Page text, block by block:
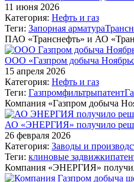
11 июня 2026
Категория: Нефть и газ
Теги: Запорная арматура
ПАО «Транснефть» и АО
ООО «Газпром добыча
15 апреля 2026
Категория: Нефть и газ
Теги: Газпромфильтрыпатент
Компания «Газпром добыча
АО «ЭНЕРГИЯ» получило
26 февраля 2026
Категория: Заводы и
Теги: клиновые задвижки
Компания «ЭНЕРГИЯ»